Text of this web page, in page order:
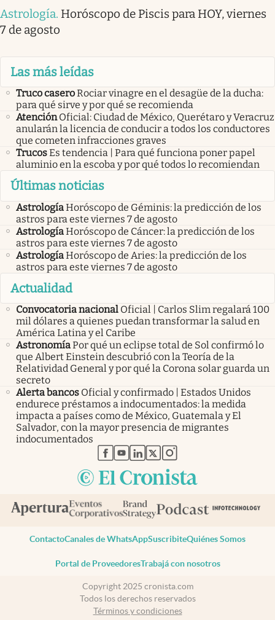
Astrología. Horóscopo de Piscis para HOY, viernes
7 de agosto
Las más leídas
Truco caseroRociar vinagre en el desagüe de la ducha:
para qué sirve y por qué se recomienda
Atención Oficial: Ciudad de México, Querétaro y Veracruz
anularán la licencia de conducir a todos los conductores
que cometen infracciones graves
TrucosEs tendencia | Para qué funciona poner papel
aluminio en la escoba y por qué todos lo recomiendan
Últimas noticias
AstrologíaHoróscopo de Géminis: la predicción de los
astros para este viernes 7 de agosto
AstrologíaHoróscopo de Cáncer: la predicción de los
astros para este viernes 7 de agosto
AstrologíaHoróscopo de Aries: la predicción de los
astros para este viernes 7 de agosto
Actualidad
Convocatoria nacional Oficial | Carlos Slim regalará 100
mil dólares a quienes puedan transformar la salud en
América Latina y el Caribe
AstronomíaPor qué un eclipse total de Sol confirmó lo
que Albert Einstein descubrió con la Teoría de la
Relatividad General y por qué la Corona solar guarda un
secreto
Alerta bancos Oficial y confirmado | Estados Unidos
endurece préstamos a indocumentados: la medida
impacta a países como de México, Guatemala y El
Salvador, con la mayor presencia de migrantes
indocumentados
abre en nueva pestaña
abre en nueva pestaña
abre en nueva pestaña
abre en nueva pestaña
abre en nueva pestaña
ContactoCanales de WhatsAppSuscribiteQuiénes Somos
Portal de ProveedoresTrabajá con nosotros
Copyright 2025 cronista.com
Todos los derechos reservados
Términos y condiciones